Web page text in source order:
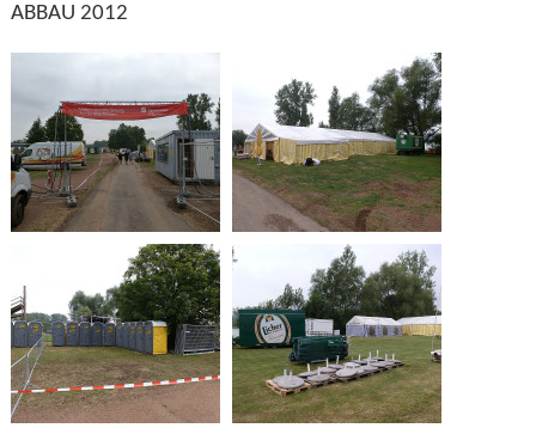
ABBAU 2012